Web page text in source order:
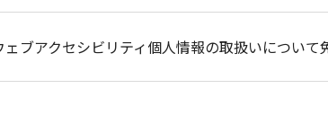
ェブアクセシビリティ個人情報の取扱いについて